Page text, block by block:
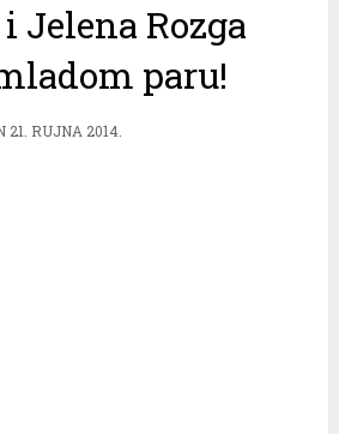
Jelena Rozga
paru!
21. RUJNA 2014.